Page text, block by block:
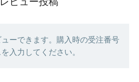
ーできます。購入時の受注番号
入力してください。